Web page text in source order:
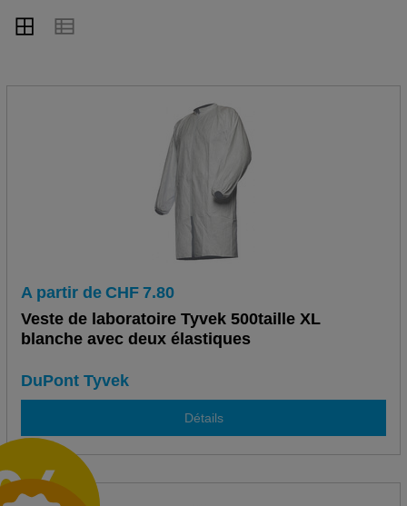
A partir de CHF 7.80
Veste de laboratoire Tyvek 500taille XL
blanche avec deux élastiques
DuPont Tyvek
Détails